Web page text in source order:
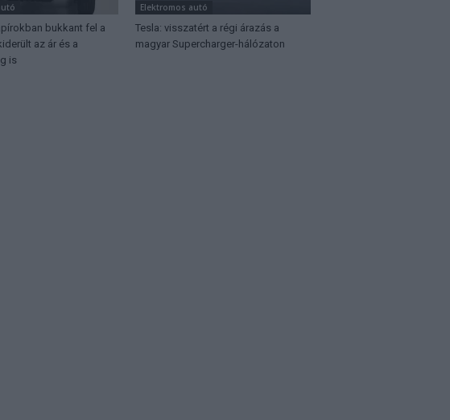
bukkant fel a
az ár és a
is
Elektromos autó
Tesla: visszatért a régi árazás a
magyar Supercharger-hálózaton